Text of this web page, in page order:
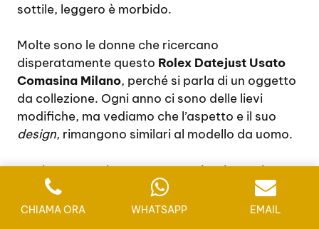
sottile, leggero è morbido.
Molte sono le donne che ricercano
disperatamente questo Rolex Datejust Usato
Comasina Milano, perché si parla di un oggetto
da collezione. Ogni anno ci sono delle lievi
modifiche, ma vediamo che l’aspetto e il suo
design, rimangono similari al modello da uomo.
Ovviamente esistono tante varianti e anche
diverse colorazioni. Il modello in oro bianco e
diamanti, totalmente di colorazione argentata,
CHIAMA ORA WHATSAPP EMAIL